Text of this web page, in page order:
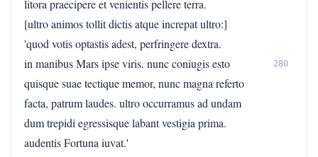
litora praecipere et venientis pellere terra.
[ultro animos tollit dictis atque increpat ultro:]
'quod votis optastis adest, perfringere dextra.
in manibus Mars ipse viris. nunc coniugis esto
280
quisque suae tectique memor, nunc magna referto
facta, patrum laudes. ultro occurramus ad undam
dum trepidi egressisque labant vestigia prima.
audentis Fortuna iuvat.'